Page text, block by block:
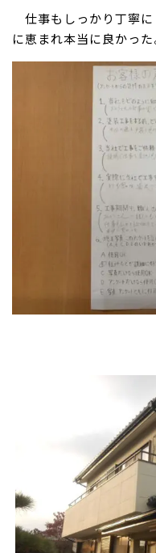
仕事もしっかり丁寧
に恵まれ本当に良かった